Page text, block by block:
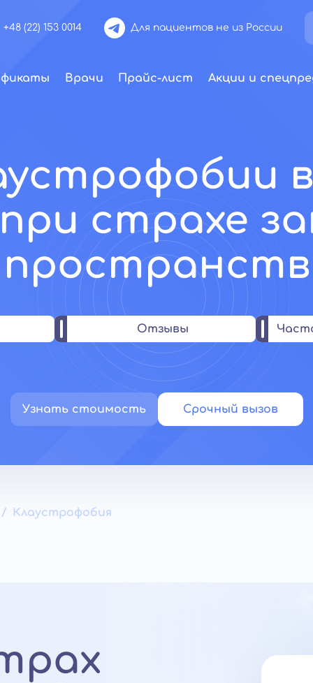
+48 (22) 153 0014 Для пациентов не из России
Врачи Прайс-лист Акции и
страхе
пространств
Отзывы
Узнать стоимость Срочный вызов
Клаустрофобия